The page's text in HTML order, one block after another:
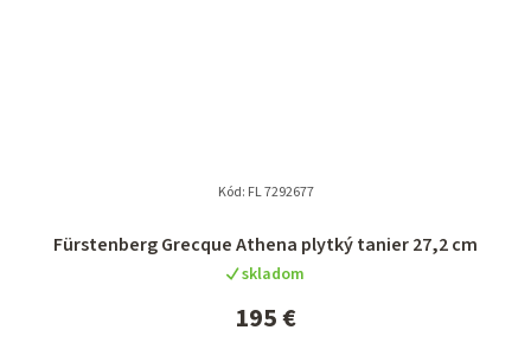
Fürstenberg Grecque Athena plytký tanier 27,2 cm
skladom
195 €
Kód: FL 7292677